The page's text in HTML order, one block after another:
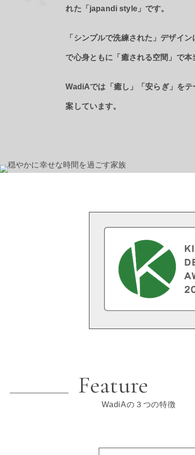
れた「japandi style」です。
「シンプルで洗練された」デザイ
で心身ともに「癒される空間」で本
WadiAでは「癒し」「安らぎ」を
案しています。
Feature
WadiAの３つの特徴